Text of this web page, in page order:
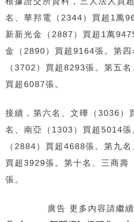
名、華邦電（2344）買超1萬
新新光金（2887）買超1萬
金（2890）買超9164張。第四
（3702）買超8293張。第五
買超6087張。
接續，第六名、文曄（3036）
名、南亞（1303）買超5014張
（2884）買超4688張。第九
買超3929張。第十名、三商壽
張。
廣告 更多內容請繼